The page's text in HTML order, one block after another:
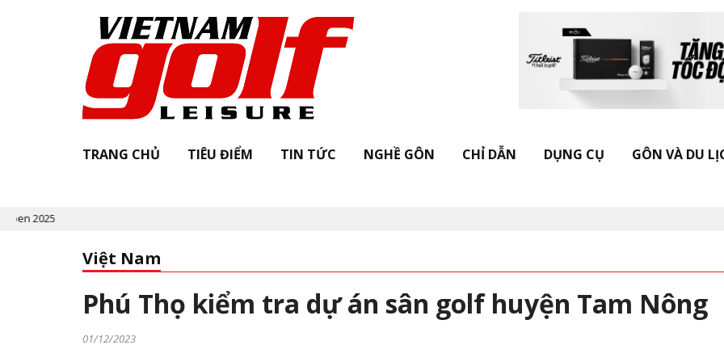
TRANG CHỦ TIÊU ĐIỂM TIN TỨC NGHỀ GÔN CHỈ DẪN DỤNG CỤ GÔN VÀ DU
Việt Nam
Phú Thọ kiểm tra dự án sân golf huyện Tam Nông
01/12/2023